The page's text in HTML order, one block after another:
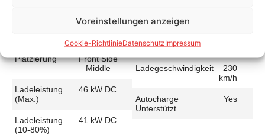
Voreinstellungen anzeigen
Cookie-RichtlinieDatenschutzImpressum
Schnellladen
Platzierung
Front Side
– Middle
Ladeleistung
(max.)
46 kW DC
Ladeleistung
(10-80%)
41 kW DC
>392 Km)
Ladegeschwindigkeit
230
km/h
Autocharge
Unterstützt
Yes